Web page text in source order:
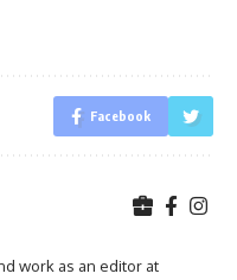
Facebook
work as an editor at